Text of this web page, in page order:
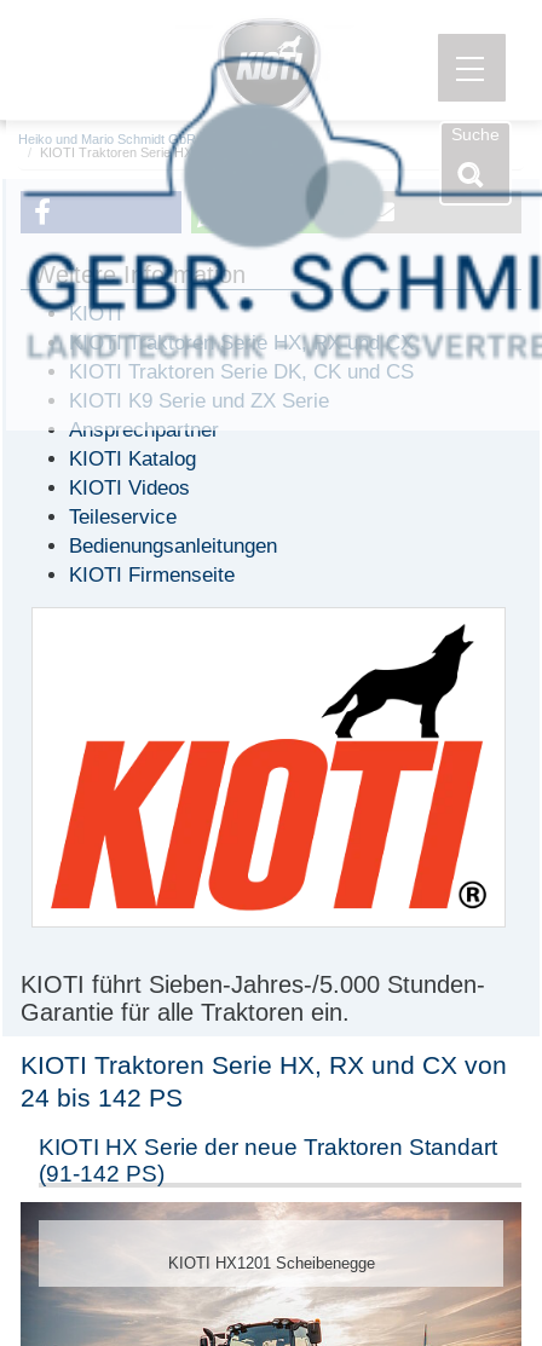
Menü
Suche
Heiko und Mario Schmidt GbR
KIOTI Traktoren
KIOTI Traktoren Serie HX, RX und CX
Weitere Information
KIOTI
KIOTI Traktoren Serie HX, RX und CX
KIOTI Traktoren Serie DK, CK und CS
KIOTI K9 Serie und ZX Serie
Ansprechpartner
KIOTI Katalog
KIOTI Videos
Teileservice
Bedienungsanleitungen
KIOTI Firmenseite
KIOTI führt Sieben-Jahres-/5.000 Stunden-
Garantie für alle Traktoren ein.
KIOTI Traktoren Serie HX, RX und CX von
24 bis 142 PS
KIOTI HX Serie der neue Traktoren Standart
(91-142 PS)
KIOTI HX1201 Scheibenegge